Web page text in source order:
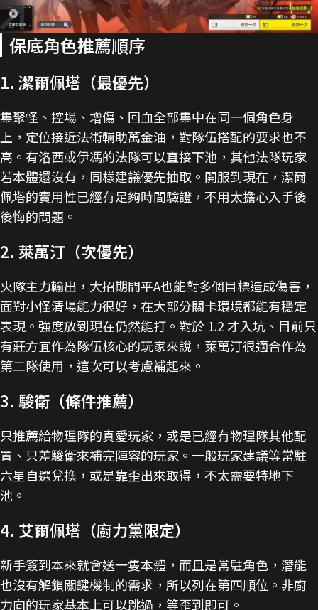
保底角色推薦順序
1. 潔爾佩塔（最優先）
集聚怪、控場、增傷、回血全部集中在同一個角色身
上，定位接近法術輔助萬金油，對隊伍搭配的要求也不
高。有洛西或伊馮的法隊可以直接下池，其他法隊玩家
若本體還沒有，同樣建議優先抽取。開服到現在，潔爾
佩塔的實用性已經有足夠時間驗證，不用太擔心入手後
後悔的問題。
2. 萊萬汀（次優先）
火隊主力輸出，大招期間平A也能對多個目標造成傷害，
面對小怪清場能力很好，在大部分關卡環境都能有穩定
表現。強度放到現在仍然能打。對於 1.2 才入坑、目前只
有莊方宜作為隊伍核心的玩家來說，萊萬汀很適合作為
第二隊使用，這次可以考慮補起來。
3. 駿衛（條件推薦）
只推薦給物理隊的真愛玩家，或是已經有物理隊其他配
置、只差駿衛來補完陣容的玩家。一般玩家建議等常駐
六星自選兌換，或是靠歪出來取得，不太需要特地下
池。
4. 艾爾佩塔（廚力黨限定）
新手簽到本來就會送一隻本體，而且是常駐角色，潛能
也沒有解鎖關鍵機制的需求，所以列在第四順位。非廚
力向的玩家基本上可以跳過，等歪到即可。